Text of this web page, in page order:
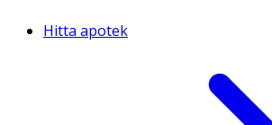
Hitta apotek